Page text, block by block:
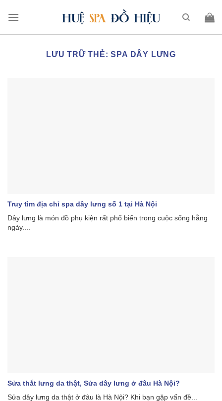
LƯU TRỮ THẺ:SPA DÂY LƯNG
Truy tìm địa chỉ spa dây lưng số 1 tại Hà Nội
Dây lưng là món đồ phụ kiện rất phổ biến trong cuộc sống hằng
ngày....
Sửa thắt lưng da thật, Sửa dây lưng ở đâu Hà Nội?
Sửa dây lưng da thật ở đâu là Hà Nội? Khi bạn gặp vấn đề...